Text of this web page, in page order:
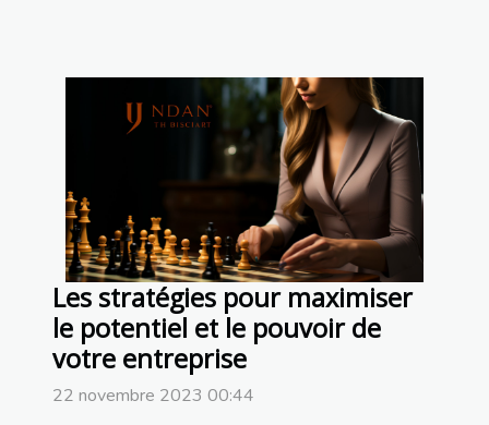
Les stratégies pour maximiser
le potentiel et le pouvoir de
votre entreprise
22 novembre 2023 00:44